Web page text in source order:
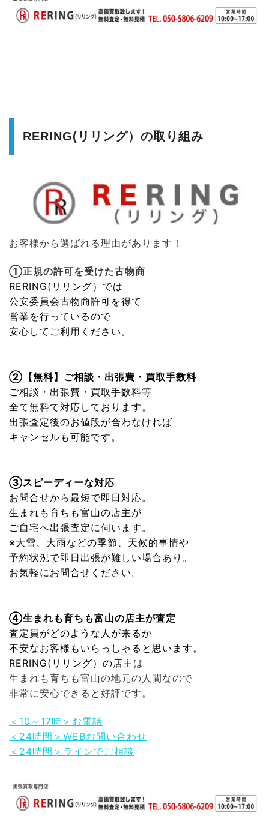
RERING(リリング）の取り組み
お客様から選ばれる理由があります！
①正規の許可を受けた古物商
RERING(リリング） では
公安委員会古物商許可を得て
営業を行っているので
安心してご利用ください。
②【無料】ご相談・出張費・買取手数料
ご相談・出張費・買取手数料等
全て無料で対応しております。
出張査定後のお値段が合わなければ
キャンセルも可能です。
③スピーディーな対応
お問合せから最短で即日対応。
生まれも育ちも富山の店主が
ご自宅へ出張査定に伺います。
※大雪、大雨などの季節、天候的事情や
予約状況で即日出張が難しい場合あり。
お気軽にお問合せください。
④生まれも育ちも富山の店主が査定
査定員がどのような人が来るか
不安なお客様もいらっしゃると思います。
RERING(リリング） の店主は
生まれも育ちも富山の地元の人間なので
非常に安心できると好評です。
＜10～17時＞お電話
＜24時間＞WEBお問い合わせ
＜24時間＞ラインでご相談